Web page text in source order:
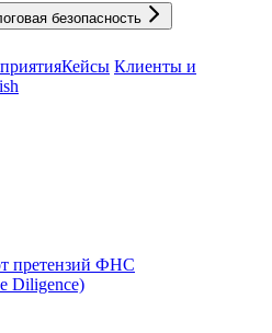
безопасность
Кейсы Клиенты и
претензий ФНС
Diligence)